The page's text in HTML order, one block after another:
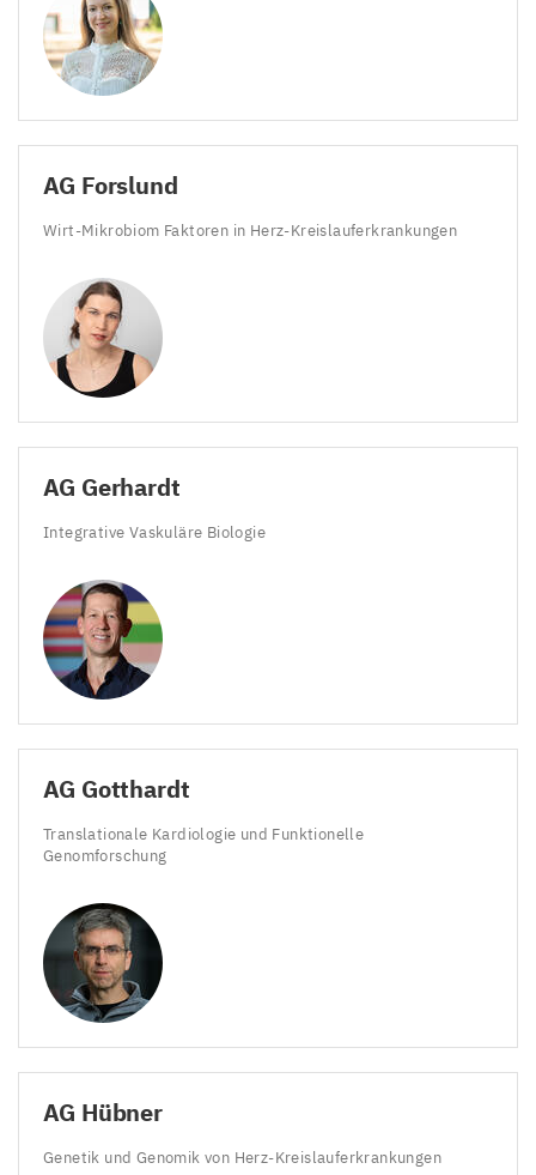
AG Forslund
Wirt-Mikrobiom Faktoren in Herz-Kreislauferkrankungen
AG Gerhardt
Integrative Vaskuläre Biologie
AG Gotthardt
Translationale Kardiologie und Funktionelle
Genomforschung
AG Hübner
Genetik und Genomik von Herz-Kreislauferkrankungen